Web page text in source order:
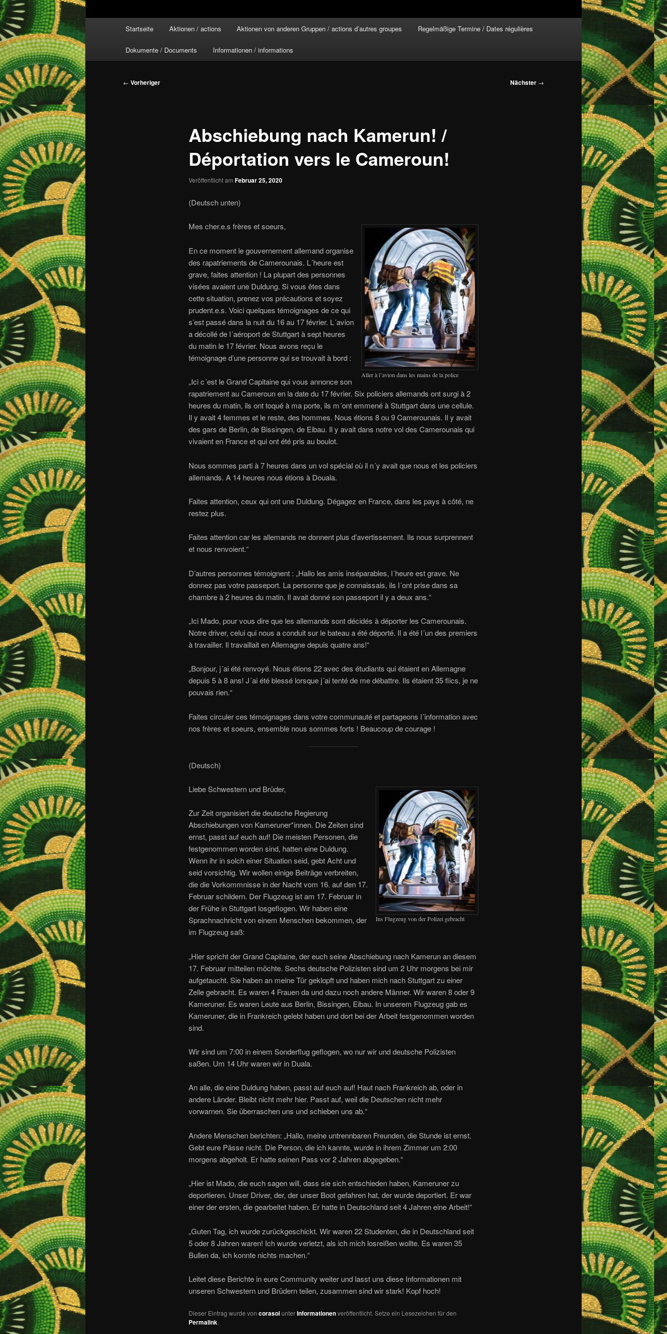
Startseite Aktionen / actions Aktionen von anderen Gruppen / actions d’autres groupes Regelmäßige Termine / Dates régulières
Dokumente / Documents Informationen / informations
Beitragsnavigation
← Vorheriger Nächster →
Abschiebung nach Kamerun! /
Déportation vers le Cameroun!
Veröffentlicht am Februar 25, 2020
(Deutsch unten)
Aller à l’avion dans les mains de la police
Mes cher.e.s frères et soeurs,
En ce moment le gouvernement allemand organise
des rapatriements de Camerounais. L´heure est
grave, faites attention ! La plupart des personnes
visées avaient une Duldung. Si vous êtes dans
cette situation, prenez vos précautions et soyez
prudent.e.s. Voici quelques témoignages de ce qui
s’est passé dans la nuit du 16 au 17 février. L´avion
a décollé de l´aéroport de Stuttgart à sept heures
du matin le 17 février. Nous avons reçu le
témoignage d’une personne qui se trouvait à bord :
„Ici c´est le Grand Capitaine qui vous annonce son
rapatriement au Cameroun en la date du 17 février. Six policiers allemands ont surgi à 2
heures du matin, ils ont toqué à ma porte, ils m´ont emmené à Stuttgart dans une cellule.
Il y avait 4 femmes et le reste, des hommes. Nous étions 8 ou 9 Camerounais. Il y avait
des gars de Berlin, de Bissingen, de Eibau. Il y avait dans notre vol des Camerounais qui
vivaient en France et qui ont été pris au boulot.
Nous sommes parti à 7 heures dans un vol spécial où il n´y avait que nous et les policiers
allemands. A 14 heures nous étions à Douala.
Faites attention, ceux qui ont une Duldung. Dégagez en France, dans les pays à côté, ne
restez plus.
Faites attention car les allemands ne donnent plus d’avertissement. Ils nous surprennent
et nous renvoient.“
D’autres personnes témoignent : „Hallo les amis inséparables, l´heure est grave. Ne
donnez pas votre passeport. La personne que je connaissais, ils l´ont prise dans sa
chambre à 2 heures du matin. Il avait donné son passeport il y a deux ans.“
„Ici Mado, pour vous dire que les allemands sont décidés à déporter les Camerounais.
Notre driver, celui qui nous a conduit sur le bateau a été déporté. Il a été l´un des premiers
à travailler. Il travaillait en Allemagne depuis quatre ans!“
„Bonjour, j´ai été renvoyé. Nous étions 22 avec des étudiants qui étaient en Allemagne
depuis 5 à 8 ans! J´ai été blessé lorsque j´ai tenté de me débattre. Ils étaient 35 flics, je ne
pouvais rien.“
Faites circuler ces témoignages dans votre communauté et partageons l´information avec
nos frères et soeurs, ensemble nous sommes forts ! Beaucoup de courage !
(Deutsch)
Ins Flugzeug von der Polizei gebracht
Liebe Schwestern und Brüder,
Zur Zeit organisiert die deutsche Regierung
Abschiebungen von Kameruner*innen. Die Zeiten sind
ernst, passt auf euch auf! Die meisten Personen, die
festgenommen worden sind, hatten eine Duldung.
Wenn ihr in solch einer Situation seid, gebt Acht und
seid vorsichtig. Wir wollen einige Beiträge verbreiten,
die die Vorkommnisse in der Nacht vom 16. auf den 17.
Februar schildern. Der Flugzeug ist am 17. Februar in
der Frühe in Stuttgart losgeflogen. Wir haben eine
Sprachnachricht von einem Menschen bekommen, der
im Flugzeug saß:
„Hier spricht der Grand Capitaine, der euch seine Abschiebung nach Kamerun an diesem
17. Februar mitteilen möchte. Sechs deutsche Polizisten sind um 2 Uhr morgens bei mir
aufgetaucht. Sie haben an meine Tür geklopft und haben mich nach Stuttgart zu einer
Zelle gebracht. Es waren 4 Frauen da und dazu noch andere Männer. Wir waren 8 oder 9
Kameruner. Es waren Leute aus Berlin, Bissingen, Eibau. In unserem Flugzeug gab es
Kameruner, die in Frankreich gelebt haben und dort bei der Arbeit festgenommen worden
sind.
Wir sind um 7:00 in einem Sonderflug geflogen, wo nur wir und deutsche Polizisten
saßen. Um 14 Uhr waren wir in Duala.
An alle, die eine Duldung haben, passt auf euch auf! Haut nach Frankreich ab, oder in
andere Länder. Bleibt nicht mehr hier. Passt auf, weil die Deutschen nicht mehr
vorwarnen. Sie überraschen uns und schieben uns ab.“
Andere Menschen berichten: „Hallo, meine untrennbaren Freunden, die Stunde ist ernst.
Gebt eure Pässe nicht. Die Person, die ich kannte, wurde in ihrem Zimmer um 2:00
morgens abgeholt. Er hatte seinen Pass vor 2 Jahren abgegeben.“
„Hier ist Mado, die euch sagen will, dass sie sich entschieden haben, Kameruner zu
deportieren. Unser Driver, der, der unser Boot gefahren hat, der wurde deportiert. Er war
einer der ersten, die gearbeitet haben. Er hatte in Deutschland seit 4 Jahren eine Arbeit!“
„Guten Tag, ich wurde zurückgeschickt. Wir waren 22 Studenten, die in Deutschland seit
5 oder 8 Jahren waren! Ich wurde verletzt, als ich mich losreißen wollte. Es waren 35
Bullen da, ich konnte nichts machen.“
Leitet diese Berichte in eure Community weiter und lasst uns diese Informationen mit
unseren Schwestern und Brüdern teilen, zusammen sind wir stark! Kopf hoch!
Dieser Eintrag wurde von corasolunterInformationenveröffentlicht. Setze ein Lesezeichen für den
Permalink.